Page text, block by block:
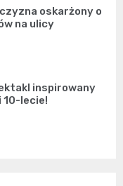
oskarżony o
na ulicy
inspirowany
10-lecie!